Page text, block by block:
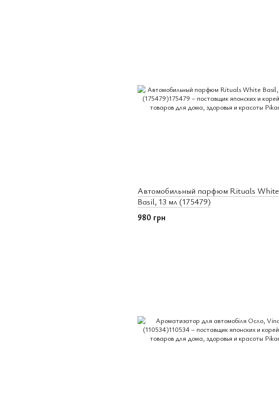
Автомобильный парфюм Rituals White
Basil, 13 мл (175479)
980 грн